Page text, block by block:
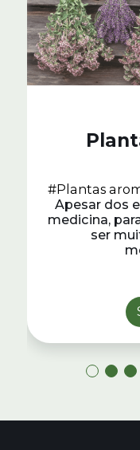
#Plantas
Apesar dos
medicina,
ser